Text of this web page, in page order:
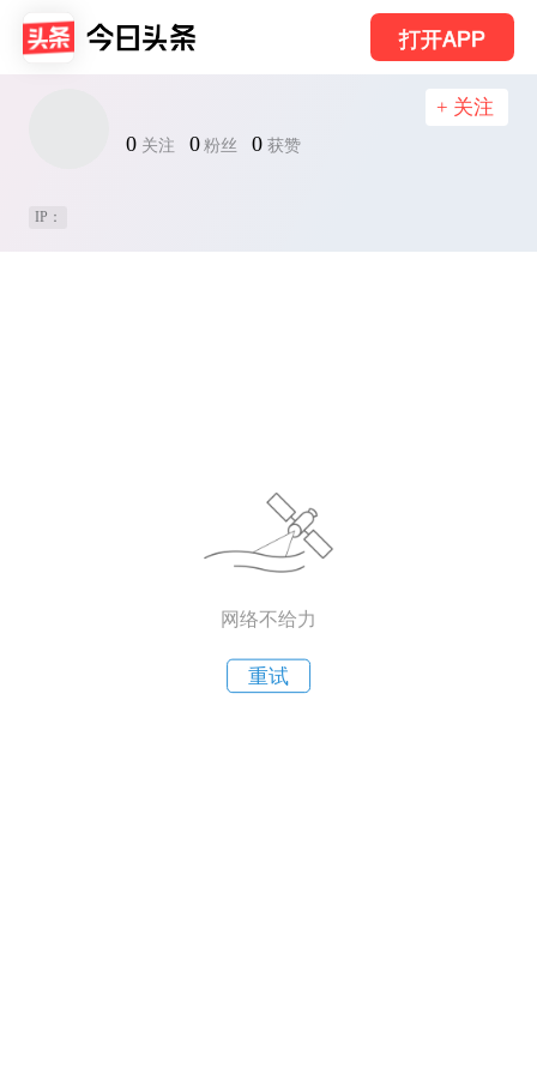
打开APP
0 关注 0 粉丝 0 获赞
+ 关注
IP：
网络不给力
重试